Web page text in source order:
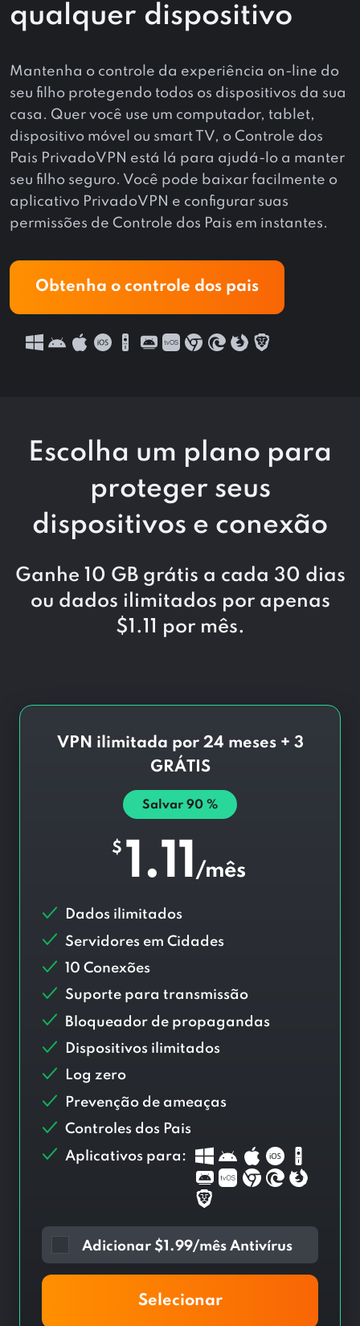
qualquer dispositivo
Mantenha o controle da experiência on-line do
seu filho protegendo todos os dispositivos da sua
casa. Quer você use um computador, tablet,
dispositivo móvel ou smart TV, o Controle dos
Pais PrivadoVPN está lá para ajudá-lo a manter
seu filho seguro. Você pode baixar facilmente o
aplicativo PrivadoVPN e configurar suas
permissões de Controle dos Pais em instantes.
Obtenha o controle dos pais
Escolha um plano para
proteger seus
dispositivos e conexão
Ganhe 10 GB grátis a cada 30 dias
ou dados ilimitados por apenas
$ 1.11 por mês.
VPN ilimitada por 24 meses + 3
GRÁTIS
Salvar 90 %
$ 1.11/mês
Dados ilimitados
Servidores em Cidades
10 Conexões
Suporte para transmissão
Bloqueador de propagandas
Dispositivos ilimitados
Log zero
Prevenção de ameaças
Controles dos Pais
Aplicativos para:
Adicionar $1.99/mês Antivírus
Selecionar